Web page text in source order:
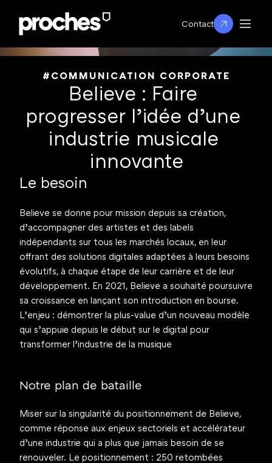
Contact
#COMMUNICATION CORPORATE
Believe : Faire
progresser l’idée d’une
industrie musicale
innovante
Le besoin
Believe se donne pour mission depuis sa création,
d’accompagner des artistes et des labels
indépendants sur tous les marchés locaux, en leur
offrant des solutions digitales adaptées à leurs besoins
évolutifs, à chaque étape de leur carrière et de leur
développement. En 2021, Believe a souhaité poursuivre
sa croissance en lançant son introduction en bourse.
L’enjeu : démontrer la plus-value d’un nouveau modèle
qui s’appuie depuis le début sur le digital pour
transformer l’industrie de la musique
Notre plan de bataille
Miser sur la singularité du positionnement de Believe,
comme réponse aux enjeux sectoriels et accélérateur
d’une industrie qui a plus que jamais besoin de se
renouveler. Le positionnement : 250 retombées